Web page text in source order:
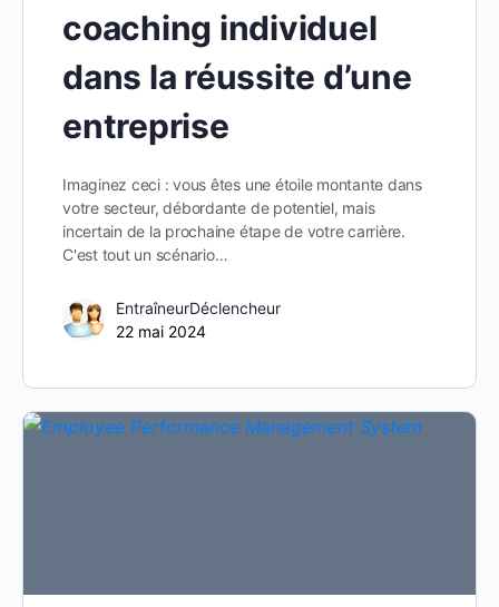
coaching individuel
dans la réussite d’une
entreprise
Imaginez ceci : vous êtes une étoile montante dans
votre secteur, débordante de potentiel, mais
incertain de la prochaine étape de votre carrière.
C'est tout un scénario…
EntraîneurDéclencheur
22 mai 2024